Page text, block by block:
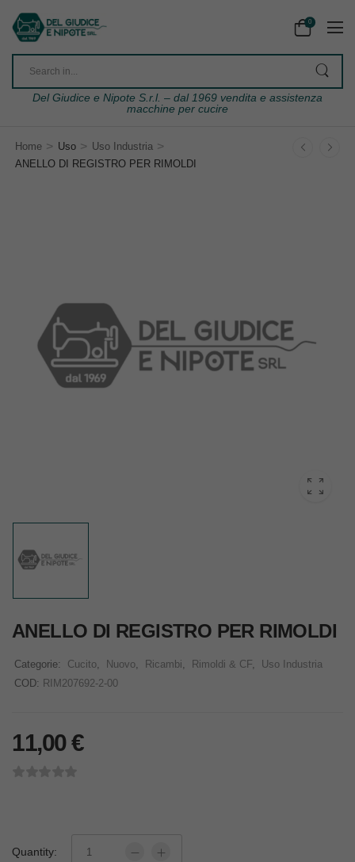
0
Del Giudice e Nipote S.r.l. – dal 1969 vendita e assistenza
macchine per cucire
Home > Uso > Uso Industria >
ANELLO DI REGISTRO PER RIMOLDI
ANELLO DI REGISTRO PER RIMOLDI
Categorie: Cucito, Nuovo, Ricambi, Rimoldi & CF,
Uso Industria
COD: RIM207692-2-00
11,00€
Quantity: